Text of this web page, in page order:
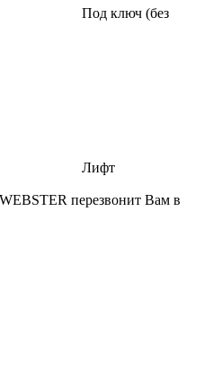
Под ключ (без
Лифт
WEBSTER перезвонит Вам в